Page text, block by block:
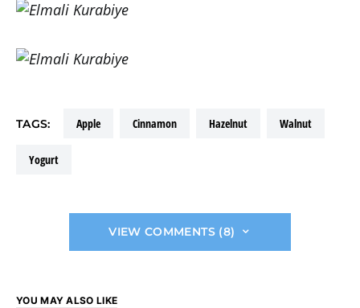
TAGS: apple cinnamon hazelnut walnut
yogurt
VIEW COMMENTS (8)
YOU MAY ALSO LIKE